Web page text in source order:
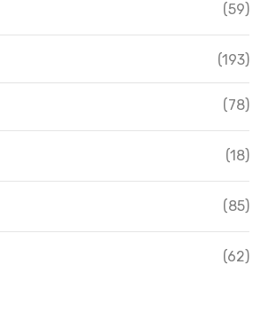
(59)
(193)
(78)
(18)
(85)
(62)